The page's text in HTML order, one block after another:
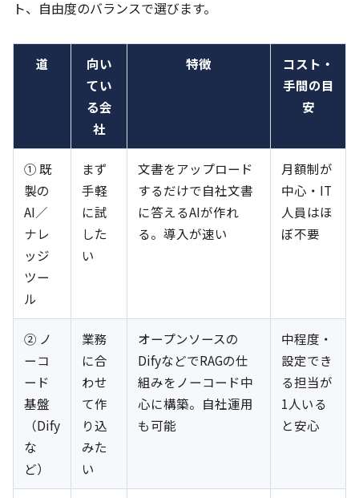
ト、自由度のバランスで選びます。
道
向い
てい
る会
社
特徴
コスト・
手間の目
安
① 既
製の
AI／
ナレ
ッジ
ツー
ル
まず
手軽
に試
した
い
文書をアップロード
するだけで自社文書
に答えるAIが作れ
る。導入が速い
月額制が
中心・IT
人員はほ
ぼ不要
② ノ
ーコ
ード
基盤
（Dify
な
ど）
業務
に合
わせ
て作
り込
みた
い
オープンソースの
DifyなどでRAGの仕
組みをノーコード中
心に構築。自社運用
も可能
中程度・
設定でき
る担当が
1人いる
と安心